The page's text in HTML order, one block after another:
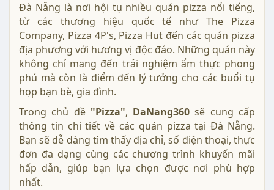
Đà Nẵng là nơi hội tụ nhiều quán pizza nổi tiếng,
từ các thương hiệu quốc tế như The Pizza
Company, Pizza 4P's, Pizza Hut đến các quán pizza
địa phương với hương vị độc đáo. Những quán này
không chỉ mang đến trải nghiệm ẩm thực phong
phú mà còn là điểm đến lý tưởng cho các buổi tụ
họp bạn bè, gia đình.
Trong chủ đề "Pizza", DaNang360 sẽ cung cấp
thông tin chi tiết về các quán pizza tại Đà Nẵng.
Bạn sẽ dễ dàng tìm thấy địa chỉ, số điện thoại, thực
đơn đa dạng cùng các chương trình khuyến mãi
hấp dẫn, giúp bạn lựa chọn được nơi phù hợp
nhất.